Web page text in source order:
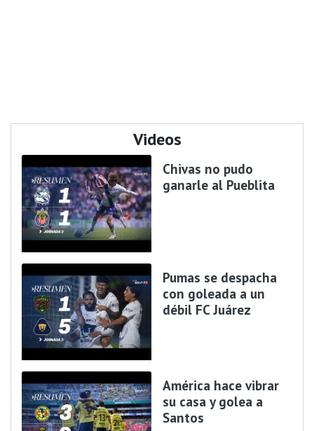
Videos
Chivas no pudo
ganarle al Pueblita
Pumas se despacha
con goleada a un
débil FC Juárez
América hace vibrar
su casa y golea a
Santos